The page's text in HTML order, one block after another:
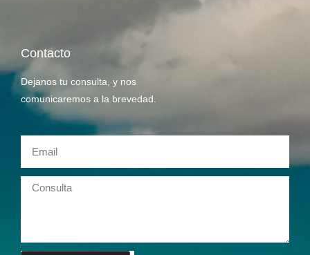
Contacto
Dejanos tu consulta, y nos
comunicaremos a la brevedad.